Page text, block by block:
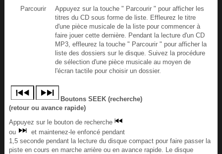
Parcourir
Appuyez sur la touche " Parcourir " pour afficher les
titres du CD sous forme de liste. Effleurez le titre
d'une pièce musicale de la liste pour commencer à
faire jouer cette dernière. Pendant la lecture d'un CD
MP3, effleurez la touche " Parcourir " pour afficher la
liste des dossiers sur le disque. Suivez la procédure
de sélection d'une pièce musicale au moyen de
l'écran tactile pour choisir un dossier.
Boutons SEEK (recherche)
(retour ou avance rapide)
Appuyez sur le bouton de recherche
ou
et maintenez-le enfoncé pendant
1,5 seconde pendant la lecture du disque compact pour faire passer la
piste en cours en marche arrière ou en avance rapide. Le disque